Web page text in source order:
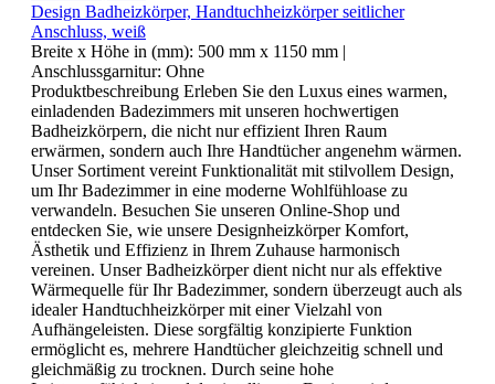
Design Badheizkörper, Handtuchheizkörper seitlicher
Anschluss, weiß
Breite x Höhe in (mm): 500 mm x 1150 mm |
Anschlussgarnitur: Ohne
Produktbeschreibung Erleben Sie den Luxus eines warmen,
einladenden Badezimmers mit unseren hochwertigen
Badheizkörpern, die nicht nur effizient Ihren Raum
erwärmen, sondern auch Ihre Handtücher angenehm wärmen.
Unser Sortiment vereint Funktionalität mit stilvollem Design,
um Ihr Badezimmer in eine moderne Wohlfühloase zu
verwandeln. Besuchen Sie unseren Online-Shop und
entdecken Sie, wie unsere Designheizkörper Komfort,
Ästhetik und Effizienz in Ihrem Zuhause harmonisch
vereinen. Unser Badheizkörper dient nicht nur als effektive
Wärmequelle für Ihr Badezimmer, sondern überzeugt auch als
idealer Handtuchheizkörper mit einer Vielzahl von
Aufhängeleisten. Diese sorgfältig konzipierte Funktion
ermöglicht es, mehrere Handtücher gleichzeitig schnell und
gleichmäßig zu trocknen. Durch seine hohe